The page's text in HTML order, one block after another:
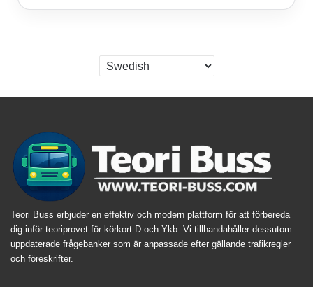
Teori Buss erbjuder en effektiv och modern plattform för att förbereda
dig inför teoriprovet för körkort D och Ykb. Vi tillhandahåller dessutom
uppdaterade frågebanker som är anpassade efter gällande trafikregler
och föreskrifter.